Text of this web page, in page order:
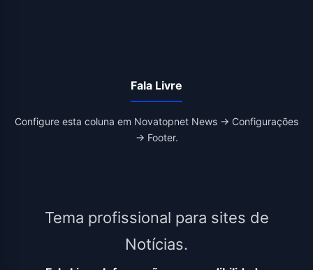
Fala Livre
Configure esta coluna em Novatopnet News → Configurações
→ Footer.
Tema profissional para sites de
Notícias.